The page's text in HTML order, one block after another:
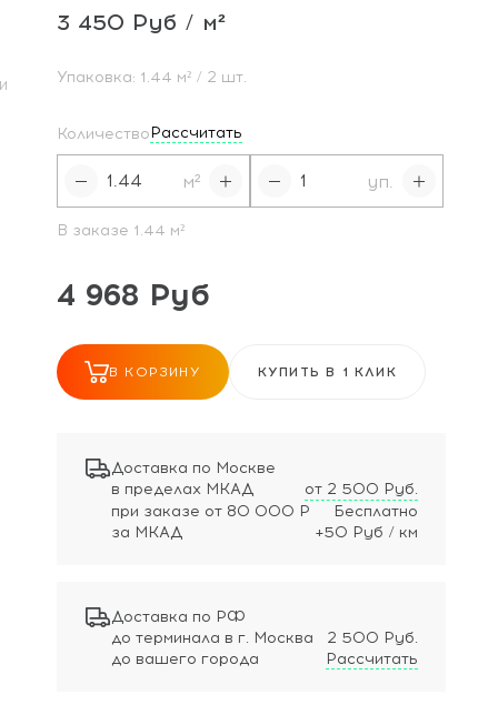
3 450 Руб / м²
Упаковка: 1.44 м² / 2 шт.
КоличествоРассчитать
м² уп.
В заказе 1.44 м²
4 968 Руб
В КОРЗИНУ КУПИТЬ В 1 КЛИК
Доставка по Москве
в пределах МКАД
от 2 500 Руб.
при заказе от 80 000 Р
Бесплатно
за МКАД
+50 Руб / км
Доставка по РФ
до терминала в г. Москва
2 500 Руб.
до вашего города
Рассчитать